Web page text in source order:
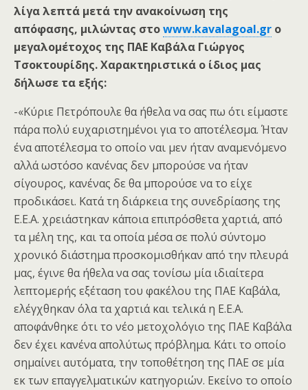
λίγα λεπτά μετά την ανακοίνωση της
απόφασης, μιλώντας στοwww.kavalagoal.gr ο
μεγαλομέτοχος της ΠΑΕ Καβάλα Γιώργος
Τσοκτουρίδης. Χαρακτηριστικά ο ίδιος μας
δήλωσε τα εξής:
-«Κύριε Πετρόπουλε θα ήθελα να σας πω ότι είμαστε
πάρα πολύ ευχαριστημένοι για το αποτέλεσμα. Ήταν
ένα αποτέλεσμα το οποίο ναι μεν ήταν αναμενόμενο
αλλά ωστόσο κανένας δεν μπορούσε να ήταν
σίγουρος, κανένας δε θα μπορούσε να το είχε
προδικάσει. Κατά τη διάρκεια της συνεδρίασης της
Ε.Ε.Α. χρειάστηκαν κάποια επιπρόσθετα χαρτιά, από
τα μέλη της, και τα οποία μέσα σε πολύ σύντομο
χρονικό διάστημα προσκομισθήκαν από την πλευρά
μας, έγινε θα ήθελα να σας τονίσω μία ιδιαίτερα
λεπτομερής εξέταση του φακέλου της ΠΑΕ Καβάλα,
ελέγχθηκαν όλα τα χαρτιά και τελικά η Ε.Ε.Α.
αποφάνθηκε ότι το νέο μετοχολόγιο της ΠΑΕ Καβάλα
δεν έχει κανένα απολύτως πρόβλημα. Κάτι το οποίο
σημαίνει αυτόματα, την τοποθέτηση της ΠΑΕ σε μία
εκ των επαγγελματικών κατηγοριών. Εκείνο το οποίο